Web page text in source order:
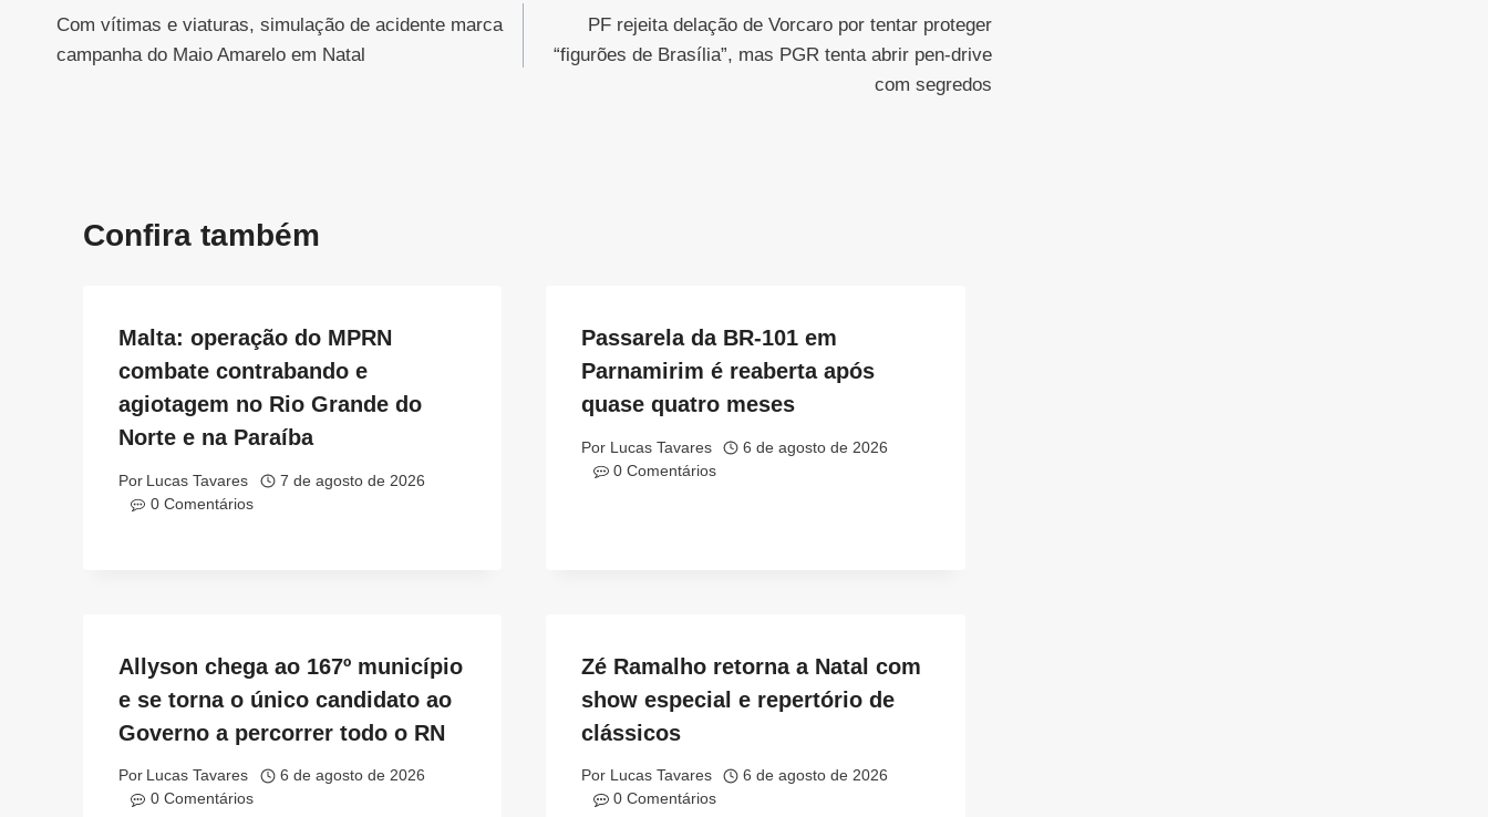
de
Com vítimas e viaturas, simulação de acidente marca
campanha do Maio Amarelo em Natal
PF rejeita delação de Vorcaro por tentar proteger
“figurões de Brasília”, mas PGR tenta abrir pen-drive
com segredos
Confira também
Malta: operação do MPRN
combate contrabando e
agiotagem no Rio Grande do
Norte e na Paraíba
Por Lucas Tavares
7 de agosto de 2026
0 Comentários
Passarela da BR-101 em
Parnamirim é reaberta após
quase quatro meses
Por Lucas Tavares
6 de agosto de 2026
0 Comentários
Allyson chega ao 167º município
e se torna o único candidato ao
Governo a percorrer todo o RN
Por Lucas Tavares
6 de agosto de 2026
0 Comentários
Zé Ramalho retorna a Natal com
show especial e repertório de
clássicos
Por Lucas Tavares
6 de agosto de 2026
0 Comentários